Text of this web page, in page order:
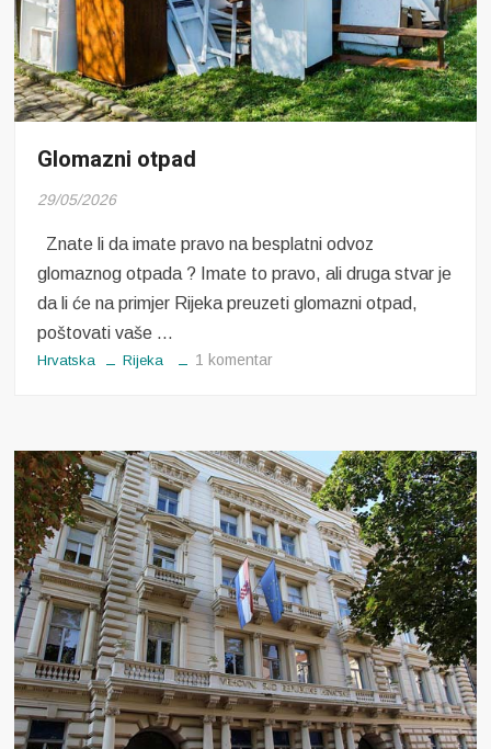
Glomazni otpad
29/05/2026
Znate li da imate pravo na besplatni odvoz
glomaznog otpada ? Imate to pravo, ali druga stvar je
da li će na primjer Rijeka preuzeti glomazni otpad,
poštovati vaše …
Hrvatska Rijeka 1 komentarna